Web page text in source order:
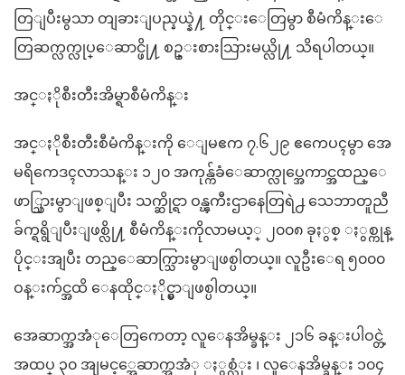
တြျပီးမွသာ တျခားျပည္နယ္နဲ႔ တိုင္းေတြမွာ စီမံကိန္းေ
တြဆက္လက္လုပ္ေဆာင္ဖို႔ စဥ္းစားသြားမယ္လို႔ သိရပါတယ္။
အင္ႏိုစီးတီးအိမ္ရာစီမံကိန္း
အင္ႏိုစီးတီးစီမံကိန္းကို ေျမဧက ၇.၆၂၉ ဧကေပၚမွာ အေ
မရိကေဒၚလာသန္း ၁၂၀ အကုန္က်ခံေဆာက္လုပ္အေကာင္အထည္ေ
ဖာ္သြားမွာျဖစ္ျပီး သက္ဆိုင္ရာ ဝန္ၾကီးဌာနေတြရဲ႕ သေဘာတူညီ
ခ်က္ရရွိျပီးျဖစ္လို႔ စီမံကိန္းကိုလာမယ့္ ၂၀၀၈ ခုႏွစ္ ႏွစ္ကုန္
ပိုင္းအျပီး တည္ေဆာက္သြားမွာျဖစ္ပါတယ္။ လူဦးေရ ၅၀၀၀
ဝန္းက်င္အထိ ေနထိုင္ႏိုင္မွာျဖစ္ပါတယ္။
အေဆာက္အအံုေတြကေတာ့ လူေနအိမ္ခန္း ၂၁၆ ခန္းပါဝင္တဲ့
အထပ္ ၃၀ အျမင့္အေဆာက္အအံု ႏွစ္လံုး ၊ လူေနအိမ္ခန္း ၁၀၄